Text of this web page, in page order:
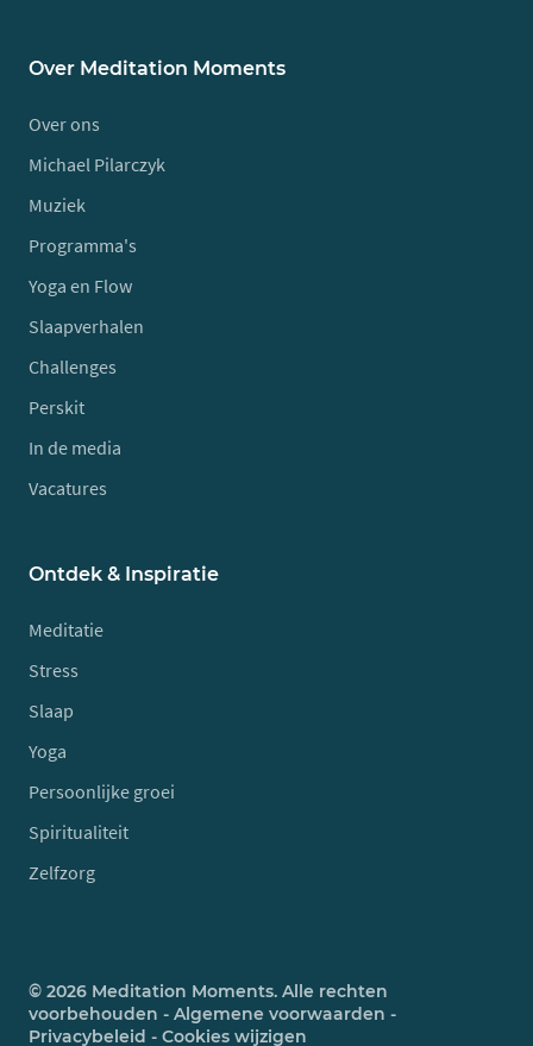
Over Meditation Moments
Over ons
Michael Pilarczyk
Muziek
Programma's
Yoga en Flow
Slaapverhalen
Challenges
Perskit
In de media
Vacatures
Ontdek & Inspiratie
Meditatie
Stress
Slaap
Yoga
Persoonlijke groei
Spiritualiteit
Zelfzorg
© 2026 Meditation Moments. Alle rechten
voorbehouden - Algemene voorwaarden -
Privacybeleid - Cookies wijzigen